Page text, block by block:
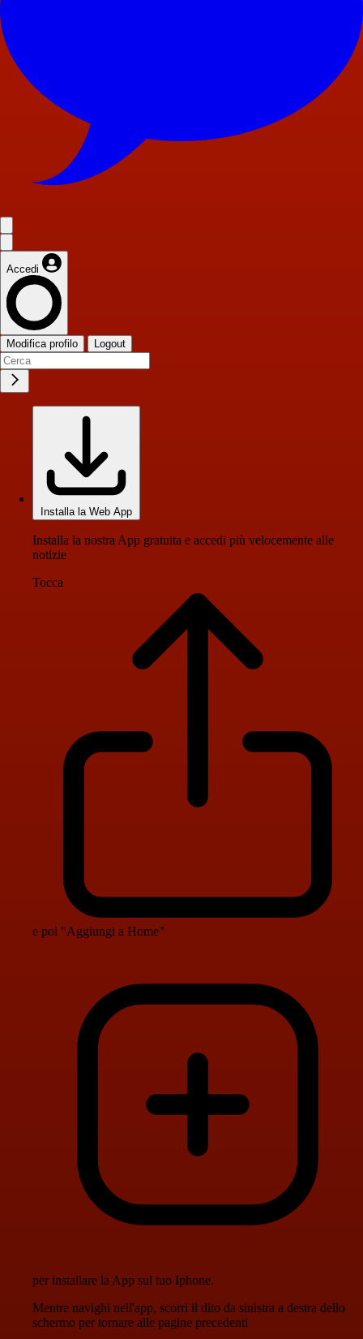
Accedi
Modifica profilo Logout
Installa la Web App
Installa la nostra App gratuita e accedi più velocemente alle
notizie
Tocca
e poi "Aggiungi a Home"
per installare la App sul tuo Iphone.
Mentre navighi nell'app, scorri il dito da sinistra a destra dello
schermo per tornare alle pagine precedenti